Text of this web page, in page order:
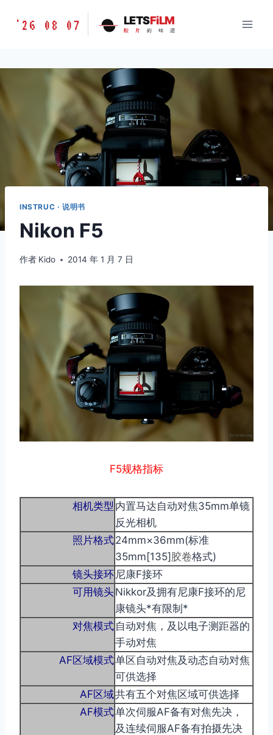
胶
味
'26 08 07 LETSFiLM
胶 片 的 味 道
INSTRUC · 说明书
Nikon F5
作者 Kido 2014 年 1 月 7 日
F5规格指标
相机类型 内置马达自动对焦35mm单镜
反光相机
照片格式24mm×36mm(标准
35mm[135]胶卷格式)
镜头接环 尼康F接环
可用镜头Nikkor及拥有尼康F接环的尼
康镜头*有限制*
对焦模式 自动对焦，及以电子测距器的
手动对焦
AF区域模式单区自动对焦及动态自动对焦
可供选择
AF区域共有五个对焦区域可供选择
AF模式单次伺服AF备有对焦先决，
及连续伺服AF备有拍摄先决